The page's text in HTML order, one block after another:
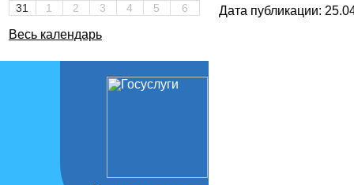
31
1 2 3 4 5 6
Весь календарь
Дата публикации: